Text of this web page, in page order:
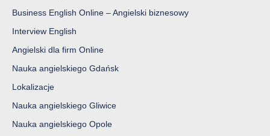
Połączenie praktyki i teorii sprawia, że nauka staje się
ciekawa i angażująca, a wiedza łatwiej zostaje w pamięci.
Indywidualne podejście do ucznia
Business English Online – Angielski biznesowy
Interview English
Angielski dla firm Online
Nauka angielskiego Gdańsk
Lokalizacje
Nauka angielskiego Gliwice
Nauka angielskiego Opole